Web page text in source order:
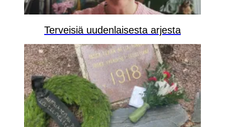
Terveisiä uudenlaisesta arjesta